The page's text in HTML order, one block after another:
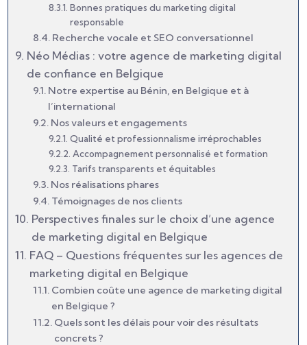
Bonnes pratiques du marketing digital
responsable
Recherche vocale et SEO conversationnel
Néo Médias : votre agence de marketing digital
de confiance en Belgique
Notre expertise au Bénin, en Belgique et à
l’international
Nos valeurs et engagements
Qualité et professionnalisme irréprochables
Accompagnement personnalisé et formation
Tarifs transparents et équitables
Nos réalisations phares
Témoignages de nos clients
Perspectives finales sur le choix d’une agence
de marketing digital en Belgique
FAQ – Questions fréquentes sur les agences de
marketing digital en Belgique
Combien coûte une agence de marketing digital
en Belgique ?
Quels sont les délais pour voir des résultats
concrets ?